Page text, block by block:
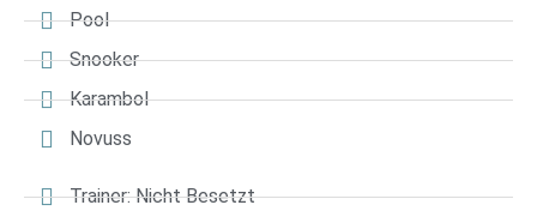
Pool
Snooker
Karambol
Novuss
Trainer: Nicht Besetzt